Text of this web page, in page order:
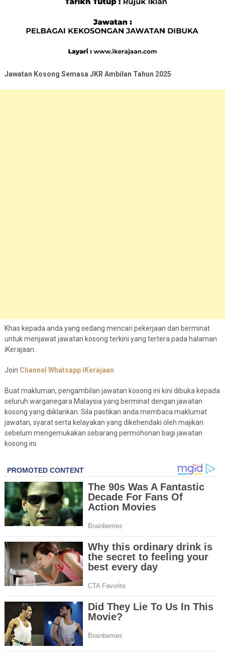
Jawatan Kosong Semasa JKR Ambilan Tahun 2025
Khas kepada anda yang sedang mencari pekerjaan dan berminat
untuk menjawat jawatan kosong terkini yang tertera pada halaman
iKerajaan.
Join Channel Whatsapp iKerajaan
Buat makluman, pengambilan jawatan kosong ini kini dibuka kepada
seluruh warganegara Malaysia yang berminat dengan jawatan
kosong yang diiklankan. Sila pastikan anda membaca maklumat
jawatan, syarat serta kelayakan yang dikehendaki oleh majikan
sebelum mengemukakan sebarang permohonan bagi jawatan
kosong ini.